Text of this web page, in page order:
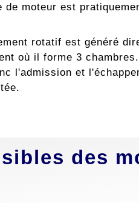
moteur est
rotatif est généré
où il forme 3
l'admission et
des